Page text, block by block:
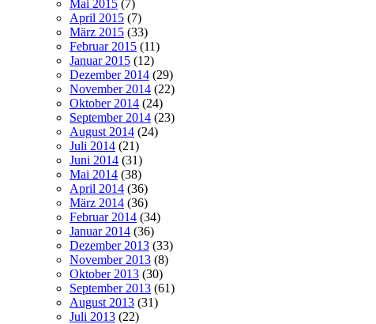
Mai 2015 (7)
April 2015 (7)
März 2015 (33)
Februar 2015 (11)
Januar 2015 (12)
Dezember 2014 (29)
November 2014 (22)
Oktober 2014 (24)
September 2014 (23)
August 2014 (24)
Juli 2014 (21)
Juni 2014 (31)
Mai 2014 (38)
April 2014 (36)
März 2014 (36)
Februar 2014 (34)
Januar 2014 (36)
Dezember 2013 (33)
November 2013 (8)
Oktober 2013 (30)
September 2013 (61)
August 2013 (31)
Juli 2013 (22)